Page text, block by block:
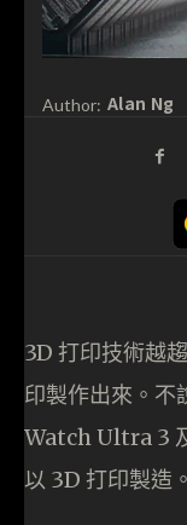
Author: Alan Ng
3D 打印技術越
印製作出來。
Watch Ultra 3
以 3D 打印製造。